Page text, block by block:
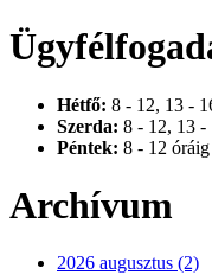
Hétfő: 8 - 12, 13 -
Szerda: 8 - 12, 13 -
Péntek: 8 - 12 óráig
Archívum
2026 augusztus (2)